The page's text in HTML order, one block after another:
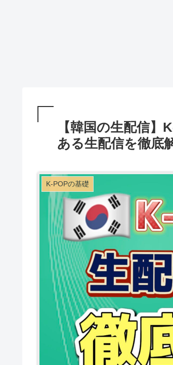
【韓国の生配信
ある生配信を徹底
K-POPの基礎